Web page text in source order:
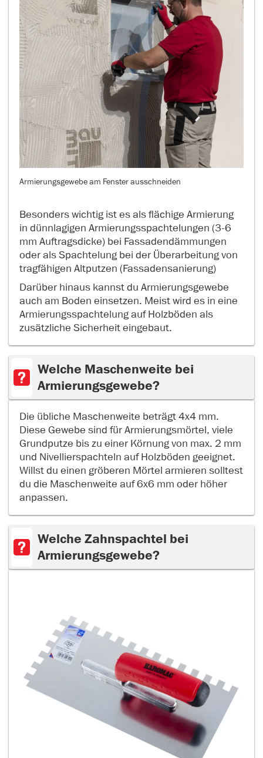
Armierungsgewebe am Fenster ausschneiden
Besonders wichtig ist es als flächige Armierung
in dünnlagigen Armierungsspachtelungen (3-6
mm Auftragsdicke) bei Fassadendämmungen
oder als Spachtelung bei der Überarbeitung von
tragfähigen Altputzen (Fassadensanierung)
Darüber hinaus kannst du Armierungsgewebe
auch am Boden einsetzen. Meist wird es in eine
Armierungsspachtelung auf Holzböden als
zusätzliche Sicherheit eingebaut.
Welche Maschenweite bei
Armierungsgewebe?
Die übliche Maschenweite beträgt 4x4 mm.
Diese Gewebe sind für Armierungsmörtel, viele
Grundputze bis zu einer Körnung von max. 2 mm
und Nivellierspachteln auf Holzböden geeignet.
Willst du einen gröberen Mörtel armieren solltest
du die Maschenweite auf 6x6 mm oder höher
anpassen.
Welche Zahnspachtel bei
Armierungsgewebe?